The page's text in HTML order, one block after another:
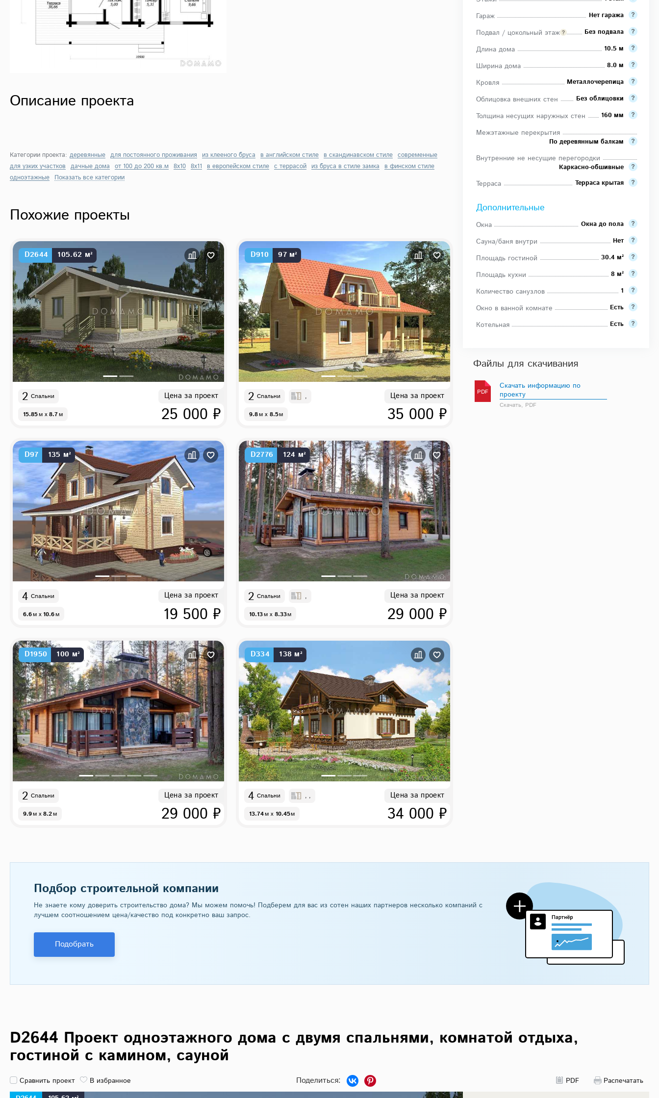
Гараж Нет гаража
Подвал / цокольный этаж Без подвала
Длина дома 10.5 м
Ширина дома 8.0 м
Кровля Металлочерепица
Облицовка внешних стен Без облицовки
Толщина несущих наружных стен 160 мм
Межэтажные перекрытия
По деревянным балкам
Внутренние не несущие перегородки
Каркасно-обшивные
Терраса Терраса крытая
Дополнительные
Окна Окна до пола
Сауна/баня внутри Нет
Площадь гостиной 30.4 м²
Площадь кухни 8 м²
Количество санузлов 1
Окно в ванной комнате Есть
Котельная Есть
Файлы для скачивания
PDF
Скачать информацию по
проекту
Скачать, PDF
Описание проекта
Категории проекта: деревянные для постоянного проживания из клееного бруса в английском стиле в скандинавском стиле современные
для узких участков дачные дома от 100 до 200 кв.м 8х10 8х11 в европейском стиле с террасой из бруса в стиле замка
в финском стиле
одноэтажные Показать все категории
Похожие проекты
D2644 105.62 м²
2 Спальни
15.85м x 8.7м
Цена за проект
25 000 ₽
D910 97 м²
2 Спальни ,
9.8м x 8.5м
Цена за проект
35 000 ₽
D97 135 м²
4 Спальни
6.6м x 10.6м
Цена за проект
19 500 ₽
D2776 124 м²
2 Спальни ,
10.13м x 8.33м
Цена за проект
29 000 ₽
D1950 100 м²
2 Спальни
9.9м x 8.2м
Цена за проект
29 000 ₽
D334 138 м²
4 Спальни , ,
13.74м x 10.45м
Цена за проект
34 000 ₽
Подбор строительной компании
Не знаете кому доверить строительство дома? Мы можем помочь! Подберем для вас из сотен наших партнеров несколько компаний с
лучшем соотношением цена/качество под конкретно ваш запрос.
Подобрать
D2644 Проект одноэтажного дома с двумя спальнями, комнатой отдыха,
гостиной с камином, сауной
Сравнить проект В избранное PDF
Распечатать